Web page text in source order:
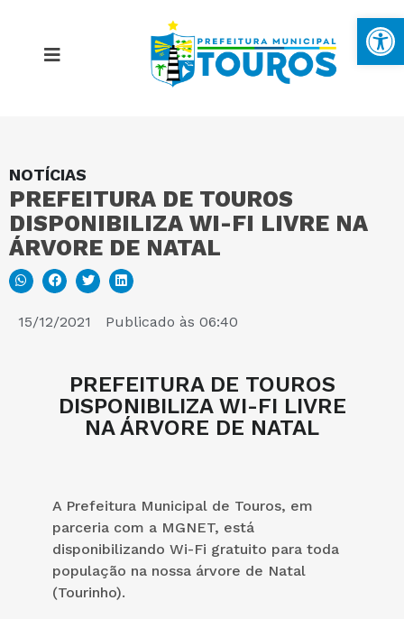
NOTÍCIAS
PREFEITURA DE TOUROS
DISPONIBILIZA WI-FI LIVRE NA
ÁRVORE DE NATAL
15/12/2021 Publicado às 06:40
PREFEITURA DE TOUROS
DISPONIBILIZA WI-FI LIVRE
NA ÁRVORE DE NATAL
A Prefeitura Municipal de Touros, em
parceria com a MGNET, está
disponibilizando Wi-Fi gratuito para toda
população na nossa árvore de Natal
(Tourinho).
MAPA DO SITE
PORTAL DA TRANSPARÊNCIA
E-SIC